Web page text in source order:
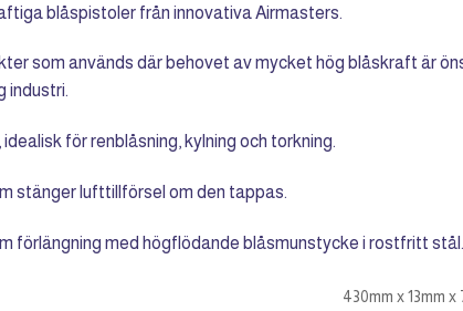
blåspistoler från innovativa Airmasters.
som används där behovet av mycket hög blåskraft är
industri.
för renblåsning, kylning och torkning.
stänger lufttillförsel om den tappas.
förlängning med högflödande blåsmunstycke i rostfritt stål.
430mm x 13mm x